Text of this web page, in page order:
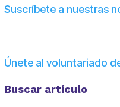
Suscríbete a nuestras
Únete al voluntariado
Buscar artículo